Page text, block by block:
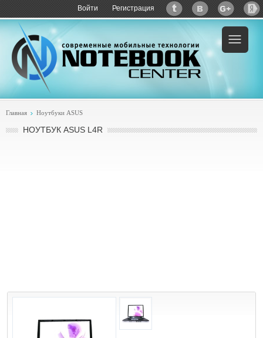
Войти Регистрация
Пример:купить ASUS L4R
Главная Ноутбуки ASUS
НОУТБУК ASUS L4R